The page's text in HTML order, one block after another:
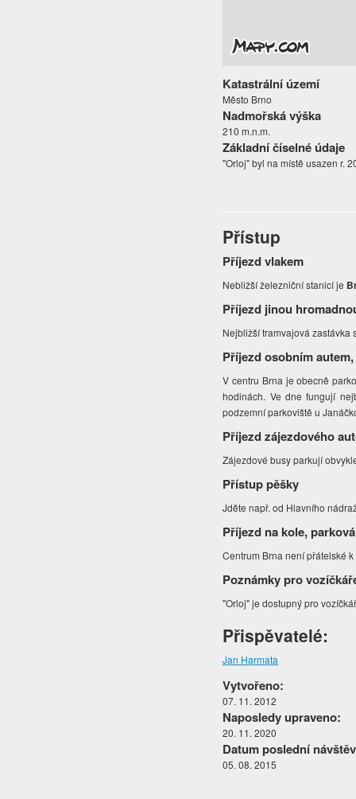
Katastrální území
Město Brno
Nadmořská výška
210 m.n.m.
Základní číselné údaje
"Orloj" byl na místě usazen r.
Přístup
Příjezd vlakem
Nebližší železniční stanicí je
Příjezd jinou
Nejbližší tramvajová zastávka
Příjezd osobním
V centru Brna je obecně
hodinách. Ve dne fungují
podzemní parkoviště u
Příjezd zájezdového
Zájezdové busy parkují
Přístup pěšky
Jděte např. od Hlavního
Příjezd na kole,
Centrum Brna není přátelské
Poznámky pro
"Orloj" je dostupný pro
Přispěvatelé:
Jan Harmata
Vytvořeno:
07. 11. 2012
Naposledy upraveno:
20. 11. 2020
Datum poslední
05. 08. 2015